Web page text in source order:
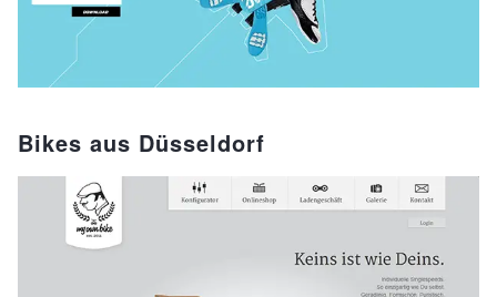
Bikes aus Düsseldorf